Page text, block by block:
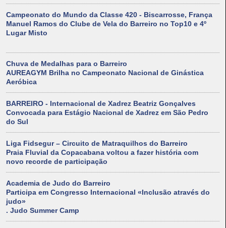
Campeonato do Mundo da Classe 420 - Biscarrosse, França
Manuel Ramos do Clube de Vela do Barreiro no Top10 e 4º
Lugar Misto
Chuva de Medalhas para o Barreiro
AUREAGYM Brilha no Campeonato Nacional de Ginástica
Aeróbica
BARREIRO - Internacional de Xadrez Beatriz Gonçalves
Convocada para Estágio Nacional de Xadrez em São Pedro
do Sul
Liga Fidsegur – Circuito de Matraquilhos do Barreiro
Praia Fluvial da Copacabana voltou a fazer história com
novo recorde de participação
Academia de Judo do Barreiro
Participa em Congresso Internacional «Inclusão através do
judo»
. Judo Summer Camp